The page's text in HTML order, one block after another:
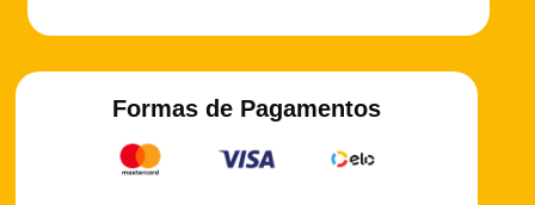
Formas de Pagamentos